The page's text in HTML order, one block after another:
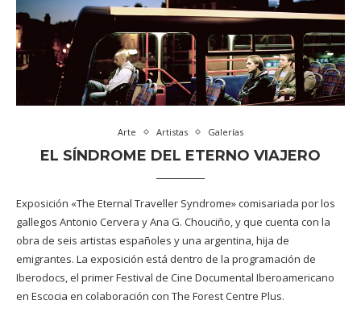
Arte Artistas Galerías
EL SÍNDROME DEL ETERNO VIAJERO
Exposición «The Eternal Traveller Syndrome» comisariada por los
gallegos Antonio Cervera y Ana G. Chouciño, y que cuenta con la
obra de seis artistas españoles y una argentina, hija de
emigrantes. La exposición está dentro de la programación de
Iberodocs, el primer Festival de Cine Documental Iberoamericano
en Escocia en colaboración con The Forest Centre Plus.